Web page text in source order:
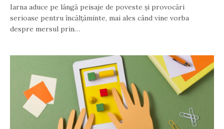
Iarna aduce pe lângă peisaje de poveste și provocări
serioase pentru încălțăminte, mai ales când vine vorba
despre mersul prin…